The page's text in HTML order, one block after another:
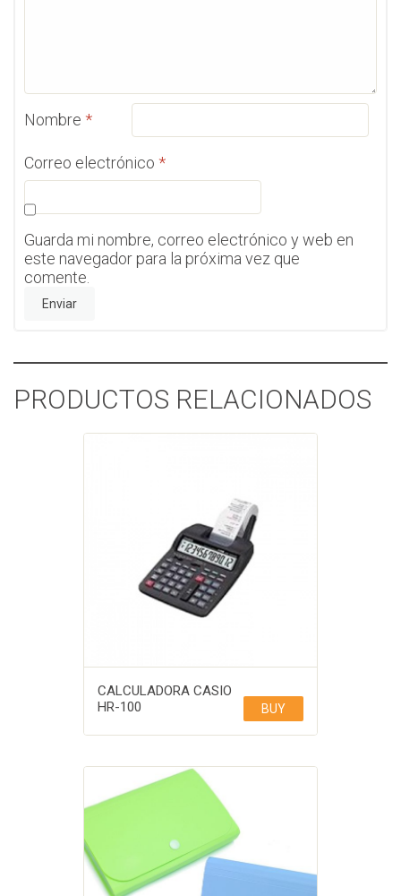
Nombre *
Correo electrónico *
Guarda mi nombre, correo electrónico y web en
este navegador para la próxima vez que
comente.
PRODUCTOS RELACIONADOS
CALCULADORA CASIO
HR-100
BUY